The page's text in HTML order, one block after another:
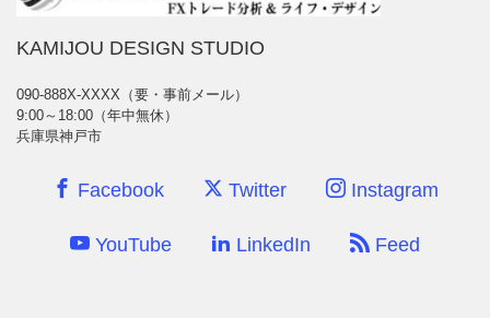
KAMIJOU DESIGN STUDIO
090-888X-XXXX（要・事前メール）
9:00～18:00（年中無休）
兵庫県神戸市
Facebook Twitter Instagram
YouTube LinkedIn Feed